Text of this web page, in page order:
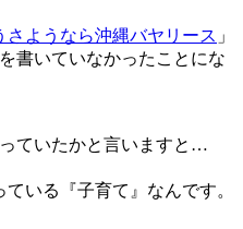
さようなら沖縄バヤリース 」
書いていなかったことにな
ていたかと言いますと…
いる『子育て』なんです。